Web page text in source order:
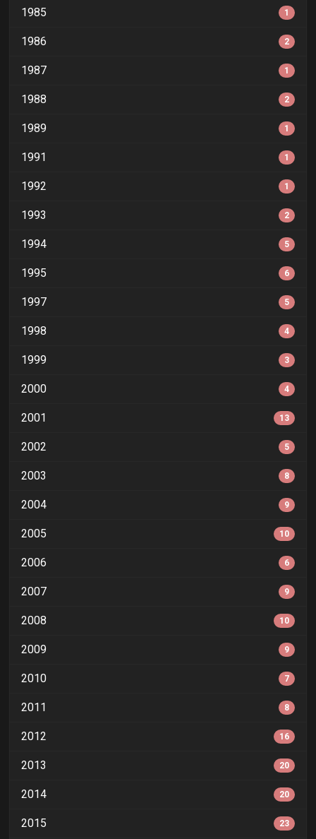
1985 1
1986 2
1987 1
1988 2
1989 1
1991 1
1992 1
1993 2
1994 5
1995 6
1997 5
1998 4
1999 3
2000 4
2001 13
2002 5
2003 8
2004 9
2005 10
2006 6
2007 9
2008 10
2009 9
2010 7
2011 8
2012 16
2013 20
2014 20
2015 23